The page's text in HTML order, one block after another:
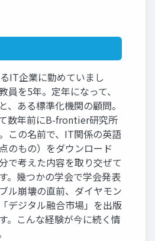
IT企業に勤めていまし
員を5年。定年になって、
、ある標準化機関の顧問。
数年前にB-frontier研究所
この名前で、IT関係の英語
のもの）をダウンロード
で考えた内容を取り交ぜて
。幾つかの学会で学会発表
ル崩壊の直前、ダイヤモン
デジタル融合市場」を出版
。こんな経験が今に続く情